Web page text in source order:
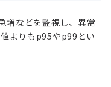
増などを監視し、異常
よりもp95やp99とい